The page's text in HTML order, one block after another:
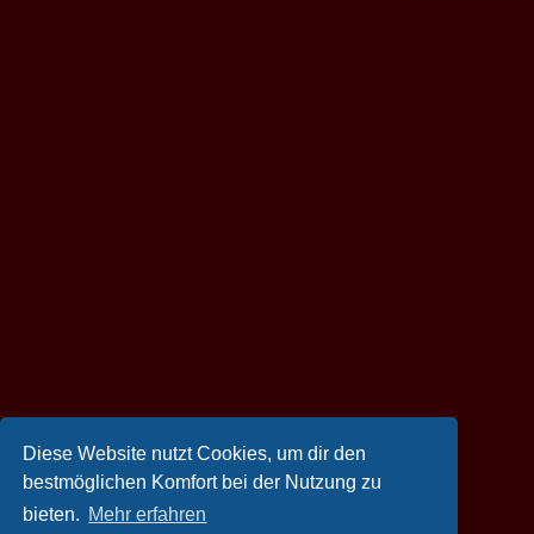
Diese Website nutzt Cookies, um dir den
bestmöglichen Komfort bei der Nutzung zu
bieten. Mehr erfahren